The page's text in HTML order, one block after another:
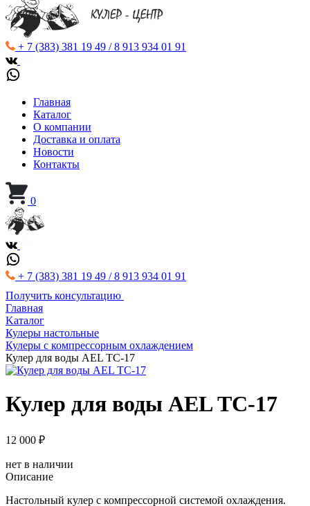
+ 7 (383) 381 19 49 / 8 913 934 01 91
Главная
Каталог
О компании
Доставка и оплата
Новости
Контакты
0
+ 7 (383) 381 19 49 / 8 913 934 01 91
Получить консультацию
Главная
Kаталог
Кулеры настольные
Кулеры с компрессорным охлаждением
Кулер для воды AEL ТC-17
Кулер для воды AEL ТC-17
12 000 ₽
нет в наличии
Описание
Настольный кулер с компрессорной системой охлаждения.